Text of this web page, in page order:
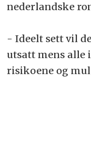
nederlandske
- Ideelt sett vil
utsatt mens
risikoene og